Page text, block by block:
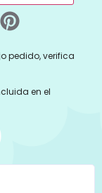
pedido, verifica
en el